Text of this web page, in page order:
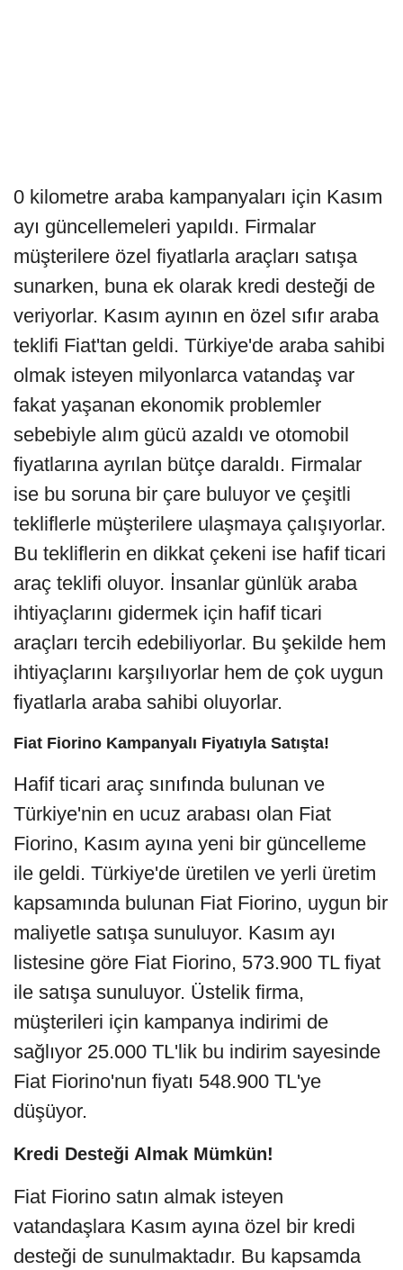
0 kilometre araba kampanyaları için Kasım
ayı güncellemeleri yapıldı. Firmalar
müşterilere özel fiyatlarla araçları satışa
sunarken, buna ek olarak kredi desteği de
veriyorlar. Kasım ayının en özel sıfır araba
teklifi Fiat'tan geldi. Türkiye'de araba sahibi
olmak isteyen milyonlarca vatandaş var
fakat yaşanan ekonomik problemler
sebebiyle alım gücü azaldı ve otomobil
fiyatlarına ayrılan bütçe daraldı. Firmalar
ise bu soruna bir çare buluyor ve çeşitli
tekliflerle müşterilere ulaşmaya çalışıyorlar.
Bu tekliflerin en dikkat çekeni ise hafif ticari
araç teklifi oluyor. İnsanlar günlük araba
ihtiyaçlarını gidermek için hafif ticari
araçları tercih edebiliyorlar. Bu şekilde hem
ihtiyaçlarını karşılıyorlar hem de çok uygun
fiyatlarla araba sahibi oluyorlar.
Fiat Fiorino Kampanyalı Fiyatıyla Satışta!
Hafif ticari araç sınıfında bulunan ve
Türkiye'nin en ucuz arabası olan Fiat
Fiorino, Kasım ayına yeni bir güncelleme
ile geldi. Türkiye'de üretilen ve yerli üretim
kapsamında bulunan Fiat Fiorino, uygun bir
maliyetle satışa sunuluyor. Kasım ayı
listesine göre Fiat Fiorino, 573.900 TL fiyat
ile satışa sunuluyor. Üstelik firma,
müşterileri için kampanya indirimi de
sağlıyor 25.000 TL'lik bu indirim sayesinde
Fiat Fiorino'nun fiyatı 548.900 TL'ye
düşüyor.
Kredi Desteği Almak Mümkün!
Fiat Fiorino satın almak isteyen
vatandaşlara Kasım ayına özel bir kredi
desteği de sunulmaktadır. Bu kapsamda